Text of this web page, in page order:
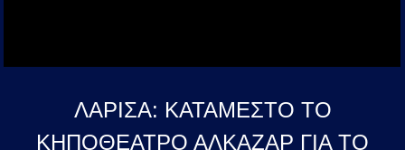
ΛΑΡΙΣΑ: ΚΑΤΑΜΕΣΤΟ ΤΟ
ΚΗΠΟΘΕΑΤΡΟ ΑΛΚΑΖΑΡ ΓΙΑ ΤΟ